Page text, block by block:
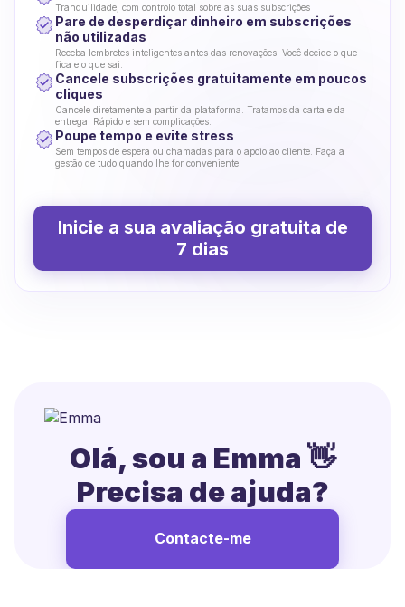
Tranquilidade, com controlo total sobre as suas subscrições
Pare de desperdiçar dinheiro em subscrições
não utilizadas
Receba lembretes inteligentes antes das renovações. Você decide o que
fica e o que sai.
Cancele subscrições gratuitamente em poucos
cliques
Cancele diretamente a partir da plataforma. Tratamos da carta e da
entrega. Rápido e sem complicações.
Poupe tempo e evite stress
Sem tempos de espera ou chamadas para o apoio ao cliente. Faça a
gestão de tudo quando lhe for conveniente.
Inicie a sua avaliação gratuita de
7 dias
Olá, sou a Emma 👋
Precisa de ajuda?
Contacte-me